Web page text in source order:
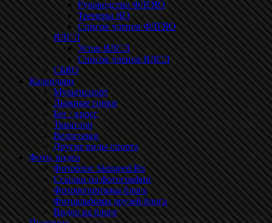
Руководство ФЛГЯО
Тренеры ЯО
Список членов ФЛГЯО
ЯЛСЛ
Устав ЯЛСЛ
Список членов ЯЛСЛ
СБЯО
Календари
Мультиспорт
Лыжные гонки
Бег / кросс
Триатлон
Велогонки
Другие виды спорта
Фото, видео
Фотоблог Skispeed.Ru
Ссылки на фотографии
Фоторепортажы блога
Фотоальбомы друзей блога
Видео на блоге